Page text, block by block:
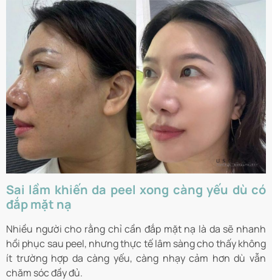
Sai lầm khiến da peel xong càng yếu dù có
đắp mặt nạ
Nhiều người cho rằng chỉ cần đắp mặt nạ là da sẽ nhanh
hồi phục sau peel, nhưng thực tế lâm sàng cho thấy không
ít trường hợp da càng yếu, càng nhạy cảm hơn dù vẫn
chăm sóc đầy đủ.